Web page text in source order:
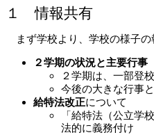
１　情報共有
まず学校より、学校の様子の
２学期の状況と主要行事
２学期は、一部登
今後の大きな行事
給特法改正について
「給特法（公立学
法的に義務付け